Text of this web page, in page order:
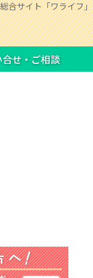
合サイト「ワライフ」
せ・ご相談